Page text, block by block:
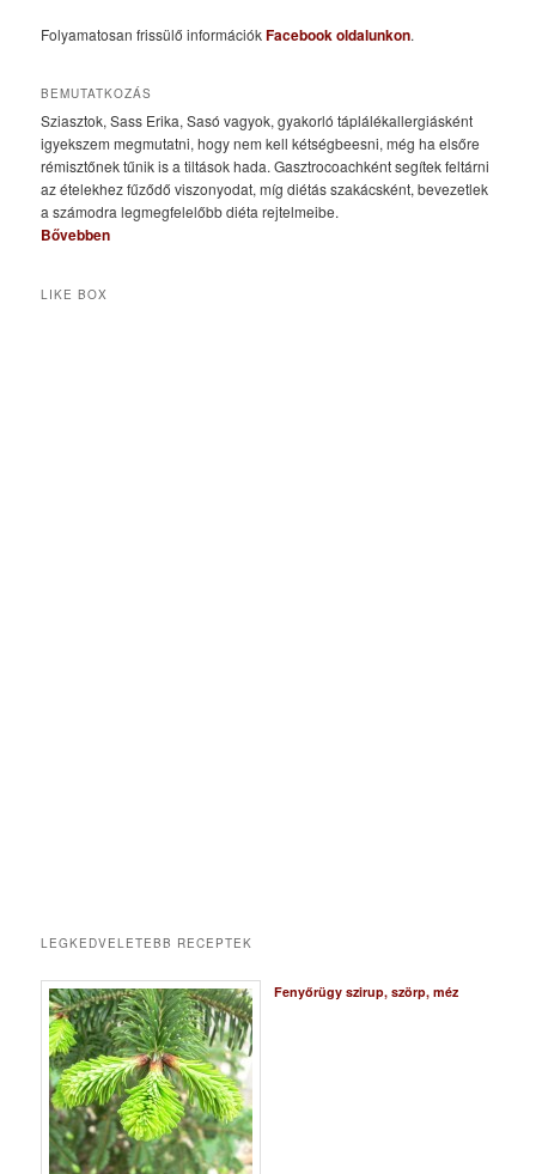
Folyamatosan frissülő információkFacebook oldalunkon.
BEMUTATKOZÁS
Sziasztok, Sass Erika, Sasó vagyok, gyakorló táplálékallergiásként
igyekszem megmutatni, hogy nem kell kétségbeesni, még ha elsőre
rémisztőnek tűnik is a tiltások hada. Gasztrocoachként segítek feltárni
az ételekhez fűződő viszonyodat, míg diétás szakácsként, bevezetlek
a számodra legmegfelelőbb diéta rejtelmeibe.
Bővebben
LIKE BOX
LEGKEDVELETEBB RECEPTEK
Fenyőrügy szirup, szörp, méz